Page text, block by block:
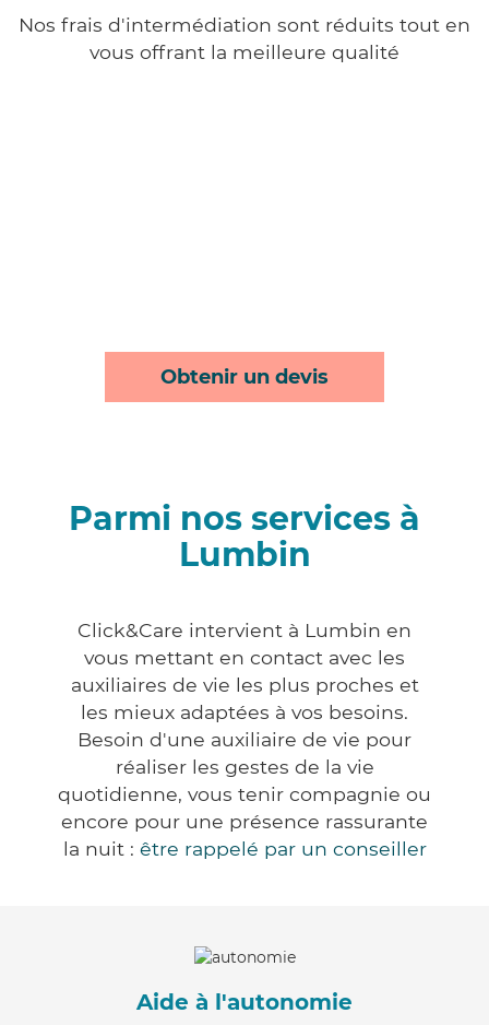
Nos frais d'intermédiation sont réduits tout en
vous offrant la meilleure qualité
Obtenir un devis
Parmi nos services à
Lumbin
Click&Care intervient à Lumbin en
vous mettant en contact avec les
auxiliaires de vie les plus proches et
les mieux adaptées à vos besoins.
Besoin d'une auxiliaire de vie pour
réaliser les gestes de la vie
quotidienne, vous tenir compagnie ou
encore pour une présence rassurante
la nuit : être rappelé par un conseiller
Aide à l'autonomie